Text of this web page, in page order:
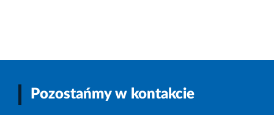
Pozostańmy w kontakcie